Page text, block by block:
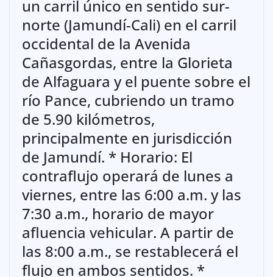
un carril único en sentido sur-
norte (Jamundí-Cali) en el carril
occidental de la Avenida
Cañasgordas, entre la Glorieta
de Alfaguara y el puente sobre el
río Pance, cubriendo un tramo
de 5.90 kilómetros,
principalmente en jurisdicción
de Jamundí. * Horario: El
contraflujo operará de lunes a
viernes, entre las 6:00 a.m. y las
7:30 a.m., horario de mayor
afluencia vehicular. A partir de
las 8:00 a.m., se restablecerá el
flujo en ambos sentidos. *